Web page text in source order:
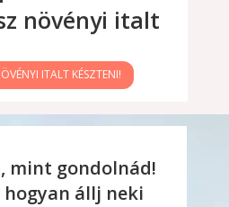
növényi italt
ITALT KÉSZTENI!
mint gondolnád!
állj neki